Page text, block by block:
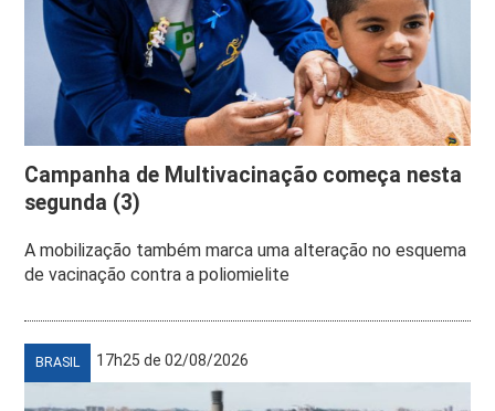
Campanha de Multivacinação começa nesta
segunda (3)
A mobilização também marca uma alteração no esquema
de vacinação contra a poliomielite
BRASIL 17h25 de 02/08/2026